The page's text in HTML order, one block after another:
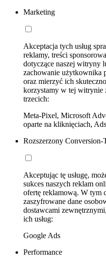
Marketing
Akceptacja tych usług
reklamy, treści
dotyczące naszej witryny
zachowanie użytkownika
oraz mierzyć ich
korzystamy w tej witrynie
trzecich:
Meta-Pixel, Microsoft
oparte na kliknięciach,
Rozszerzony Conversion-
Akceptując tę usługę,
sukces naszych reklam
ofertę reklamową. W tym
zaszyfrowane dane
dostawcami
ich usług:
Google Ads
Performance